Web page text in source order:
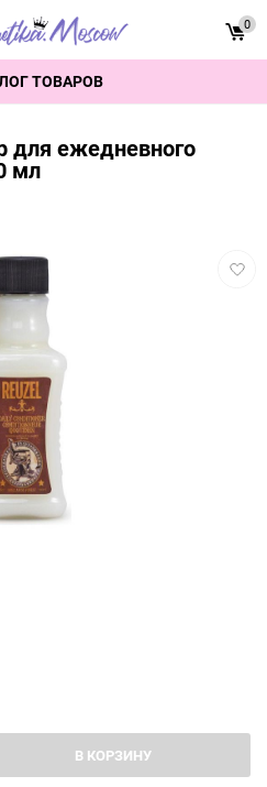
ТОВАРОВ
0
для ежедневного
мл
В КОРЗИНУ